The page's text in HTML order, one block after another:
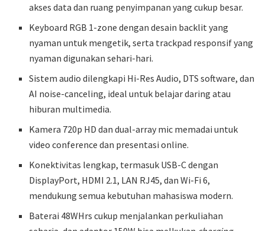
akses data dan ruang penyimpanan yang cukup besar.
Keyboard RGB 1-zone dengan desain backlit yang
nyaman untuk mengetik, serta trackpad responsif yang
nyaman digunakan sehari-hari.
Sistem audio dilengkapi Hi-Res Audio, DTS software, dan
AI noise-canceling, ideal untuk belajar daring atau
hiburan multimedia.
Kamera 720p HD dan dual-array mic memadai untuk
video conference dan presentasi online.
Konektivitas lengkap, termasuk USB-C dengan
DisplayPort, HDMI 2.1, LAN RJ45, dan Wi-Fi 6,
mendukung semua kebutuhan mahasiswa modern.
Baterai 48WHrs cukup menjalankan perkuliahan